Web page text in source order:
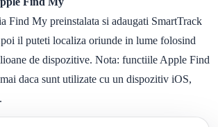
Find My preinstalata si adaugati SmartTrack
il puteti localiza oriunde in lume folosind
de dispozitive. Nota: functiile Apple Find
daca sunt utilizate cu un dispozitiv iOS,